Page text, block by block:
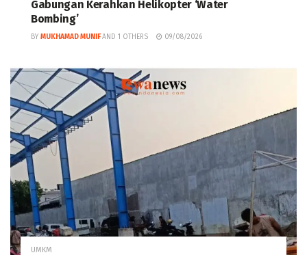
Gabungan Kerahkan Helikopter ‘Water
Bombing’
BY MUKHAMAD MUNIF AND 1 OTHERS 09/08/2026
UMKM